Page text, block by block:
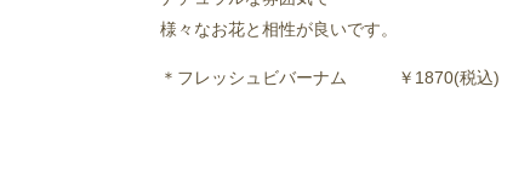
様々なお花と相性が良いです。
＊フレッシュビバーナム ￥1870(税込)